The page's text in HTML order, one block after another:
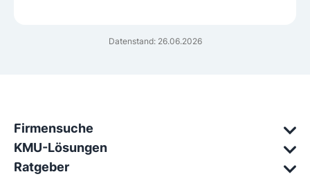
Datenstand: 26.06.2026
Firmensuche
KMU-Lösungen
Ratgeber